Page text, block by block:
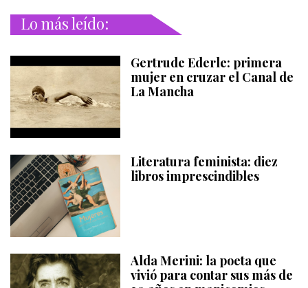
Lo más leído:
Gertrude Ederle: primera
mujer en cruzar el Canal de
La Mancha
Literatura feminista: diez
libros imprescindibles
Alda Merini: la poeta que
vivió para contar sus más de